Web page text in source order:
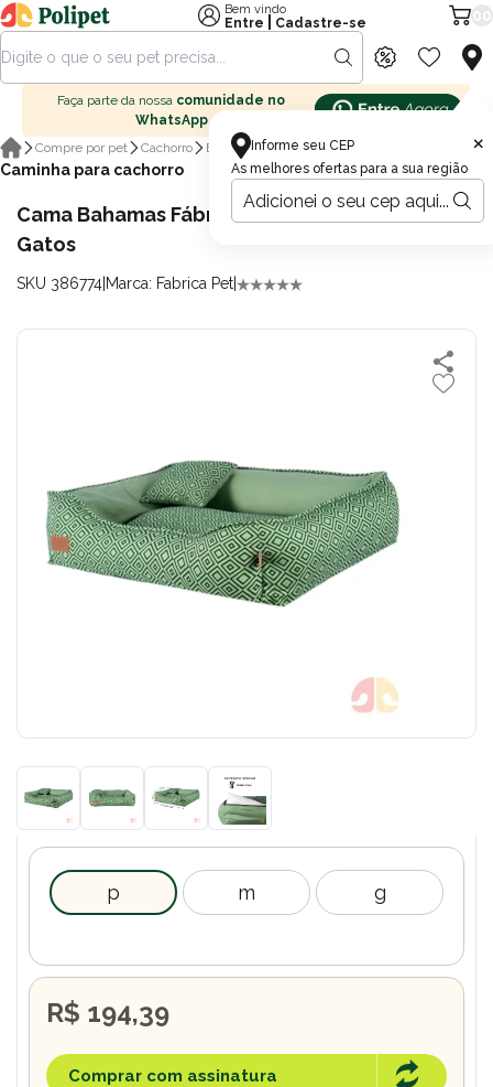
Informe seu CEP
As melhores ofertas para a sua região
×
Bem vindo
Entre
Cadastre-se
Faça parte da nossa comunidade no
WhatsApp
Compre por pet
Cachorro Boutique cachorro
Caminha para cachorro
Cama Bahamas Fábrica Pet P para Cães e
Gatos
SKU 386774 Marca: Fabrica Pet
p m g
R$ 194,39
Comprar com assinatura